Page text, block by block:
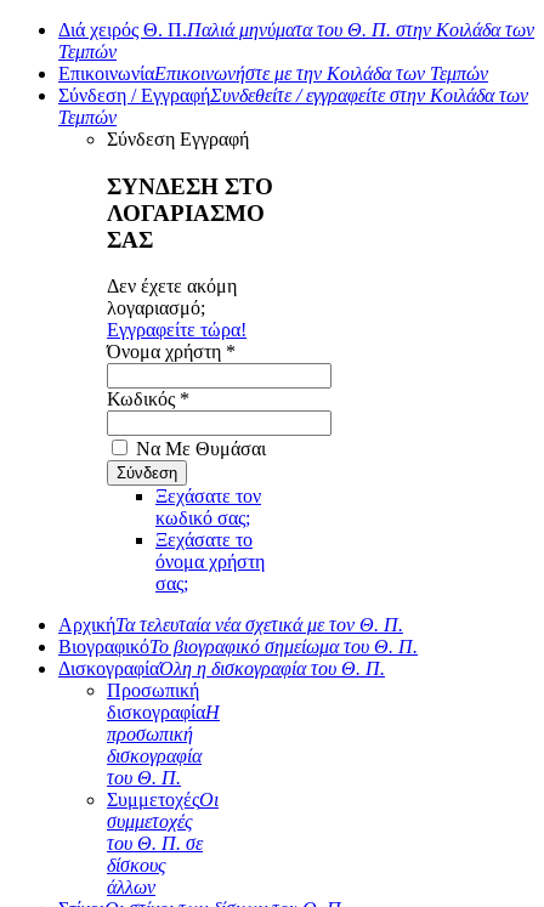
Διά χειρός Θ. Π.Παλιά μηνύματα του Θ. Π. στην Κοιλάδα των
Τεμπών
ΕπικοινωνίαΕπικοινωνήστε με την Κοιλάδα των Τεμπών
Σύνδεση / ΕγγραφήΣυνδεθείτε / εγγραφείτε στην Κοιλάδα των
Τεμπών
Σύνδεση Εγγραφή
ΣΥΝΔΕΣΗ ΣΤΟ
ΛΟΓΑΡΙΑΣΜΟ
ΣΑΣ
Δεν έχετε ακόμη
λογαριασμό;
Εγγραφείτε τώρα!
Όνομα χρήστη *
Κωδικός *
Να Με Θυμάσαι
Ξεχάσατε τον
κωδικό σας;
Ξεχάσατε το
όνομα χρήστη
σας;
ΑρχικήΤα τελευταία νέα σχετικά με τον Θ. Π.
ΒιογραφικόΤο βιογραφικό σημείωμα του Θ. Π.
ΔισκογραφίαΌλη η δισκογραφία του Θ. Π.
Προσωπική
δισκογραφίαΗ
προσωπική
δισκογραφία
του Θ. Π.
ΣυμμετοχέςΟι
συμμετοχές
του Θ. Π. σε
δίσκους
άλλων